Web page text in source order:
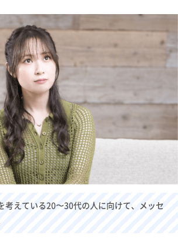
考えている20〜30代の人に向けて、メッセ